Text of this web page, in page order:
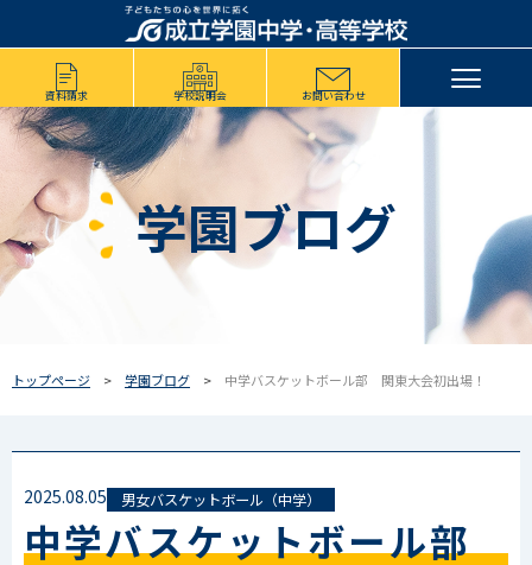
資料請求 学校説明会 お問い合わせ
学園ブログ
トップページ 学園ブログ 中学バスケットボール部 関東大会初出場！
2025.08.05 男女バスケットボール（中学）
中学バスケットボール部